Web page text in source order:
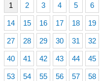
1 2 3 4 5 6
14 15 16 17 18 19
27 28 29 30 31 32
40 41 42 43 44 45
53 54 55 56 57 58